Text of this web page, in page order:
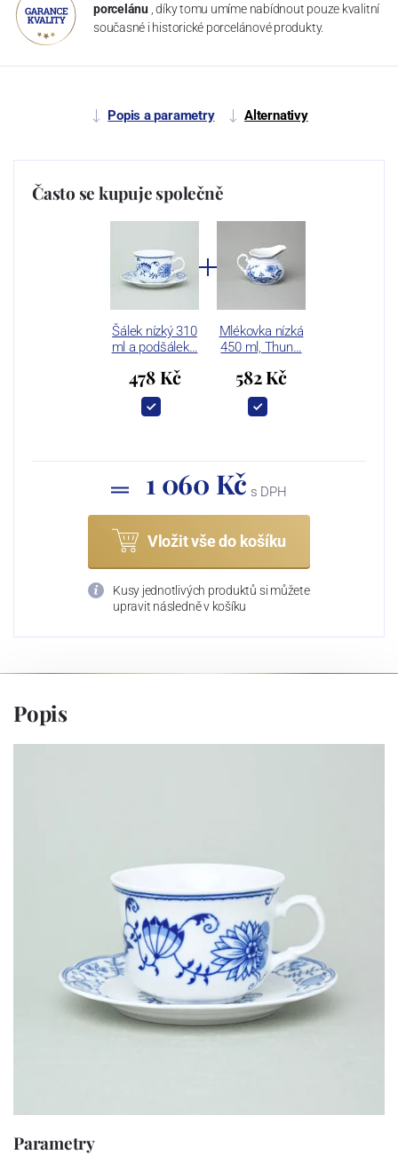
porcelánu , díky tomu umíme nabídnout pouze kvalitní
současné i historické porcelánové produkty.
Popis a parametry Alternativy
Často se kupuje společně
Šálek nízký 310
ml a podšálek…
478 Kč
Mlékovka nízká
450 ml, Thun…
582 Kč
1 060 Kč s DPH
Vložit vše do košíku
Kusy jednotlivých produktů si můžete
upravit následně v košíku
Popis
Parametry